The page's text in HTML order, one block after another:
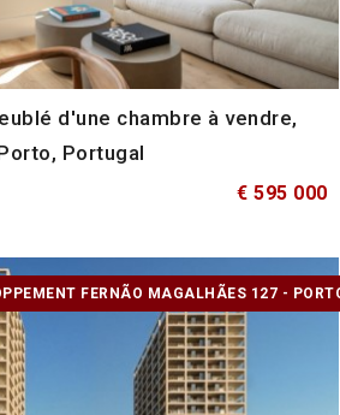
d'une chambre à vendre,
Portugal
€ 595 000
FERNÃO MAGALHÃES 127 -